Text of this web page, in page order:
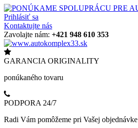
Prihlásiť sa
Kontaktujte nás
Zavolajte nám: +421 948 610 353
GARANCIA ORIGINALITY
ponúkaného tovaru
PODPORA 24/7
Radi Vám pomôžeme pri Vašej objednávke